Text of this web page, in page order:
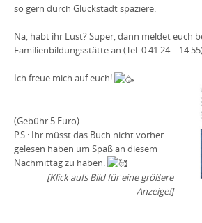
so gern durch Glückstadt spaziere.
Na, habt ihr Lust? Super, dann meldet euch
Familienbildungsstätte an (Tel. 0 41 24 – 14
Ich freue mich auf euch!
(Gebühr 5 Euro)
P.S.: Ihr müsst das Buch nicht vorher
gelesen haben um Spaß an diesem
Nachmittag zu haben.
[Klick aufs Bild für eine größere
Anzeige!]